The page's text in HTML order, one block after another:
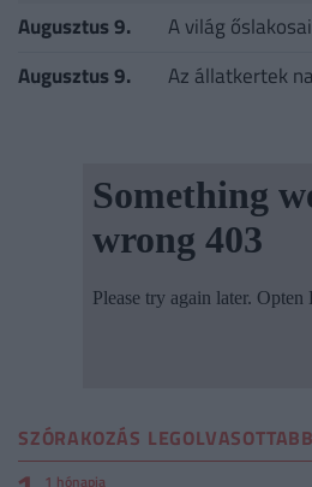
Augusztus 9.
A világ
Augusztus 9.
Az állatkertek
SZÓRAKOZÁS LEGOLVASOTTABB
1 hónapja